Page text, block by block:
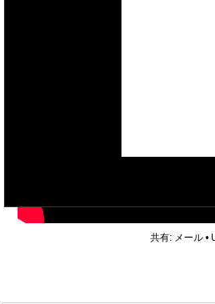
共有: メール •